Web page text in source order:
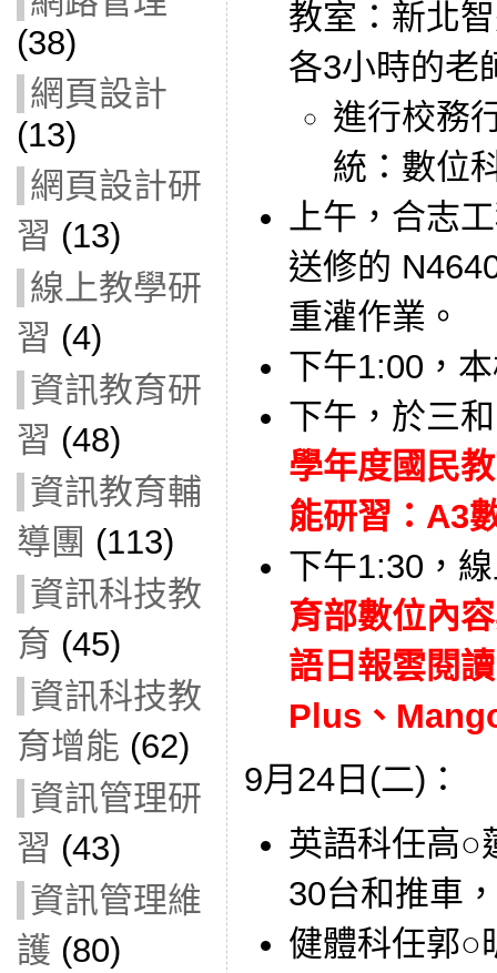
(38)
網頁設計
(13)
網頁設計研
習 (13)
線上教學研
習 (4)
資訊教育研
習 (48)
資訊教育輔
導團 (113)
資訊科技教
育 (45)
資訊科技教
育增能 (62)
資訊管理研
習 (43)
資訊管理維
護 (80)
教室：新北
各3小時的老
進行校務
統：數位
上午，合志
送修的
重灌作業。
下午1:00，
下午，於三
學年度國民
能研習：A3
下午1:30，
育部數位內
語日報雲閱
Plus、
9月24日(二)：
英語科任高○
30台和推車
健體科任郭○